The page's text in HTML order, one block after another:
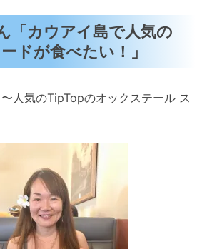
「カウアイ島で人気の
ドが食べたい！」
人気のTipTopのオックステール ス